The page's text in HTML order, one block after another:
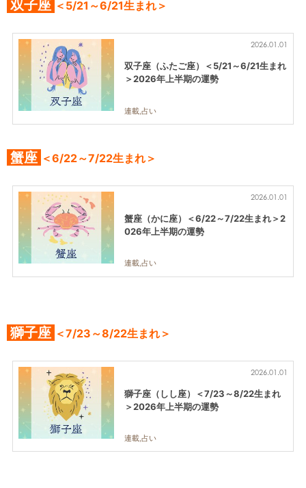
双子座 ＜5/21～6/21生まれ＞
2026.01.01
双子座（ふたご座）＜5/21～6/21生まれ
＞2026年上半期の運勢
連載,占い
蟹座 ＜6/22～7/22生まれ＞
2026.01.01
蟹座（かに座）＜6/22～7/22生まれ＞2
026年上半期の運勢
連載,占い
獅子座 ＜7/23～8/22生まれ＞
2026.01.01
獅子座（しし座）＜7/23～8/22生まれ
＞2026年上半期の運勢
連載,占い